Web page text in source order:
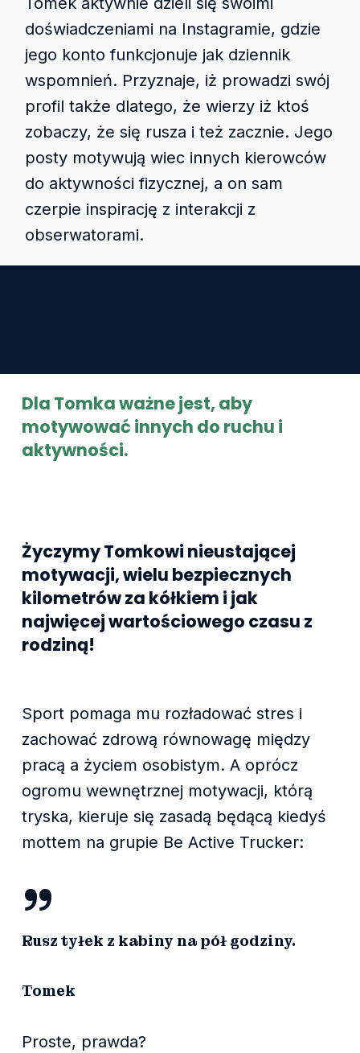
doświadczeniami na Instagramie, gdzie
jego konto funkcjonuje jak dziennik
wspomnień. Przyznaje, iż prowadzi swój
profil także dlatego, że wierzy iż ktoś
zobaczy, że się rusza i też zacznie. Jego
posty motywują wiec innych kierowców
do aktywności fizycznej, a on sam
czerpie inspirację z interakcji z
obserwatorami.
Dla Tomka ważne jest, aby
motywować innych do ruchu i
aktywności.
Życzymy Tomkowi nieustającej
motywacji, wielu bezpiecznych
kilometrów za kółkiem i jak
najwięcej wartościowego czasu z
rodziną!
Sport pomaga mu rozładować stres i
zachować zdrową równowagę między
pracą a życiem osobistym. A oprócz
ogromu wewnętrznej motywacji, którą
tryska, kieruje się zasadą będącą kiedyś
mottem na grupie Be Active Trucker:
”
Rusz tyłek z kabiny na pół godziny.
Tomek
Proste, prawda?